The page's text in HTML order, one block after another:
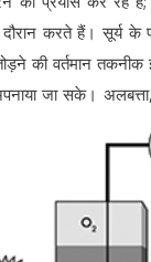
करते हैं। सूर्य के
की वर्तमान तकनीक
जा सके।